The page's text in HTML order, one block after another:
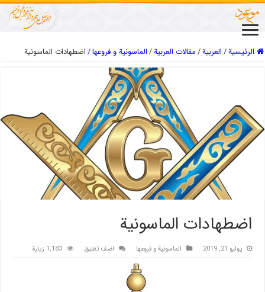
الرئيسية/العربیة/مقالات العربیة/الماسونية و فروعها/اضطهادات الماسونية
اضطهادات الماسونية
يوليو 21, 2019 الماسونية و فروعها اضف تعليق 1,183 زيارة